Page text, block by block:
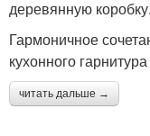
деревянную коробку.
Гармоничное
кухонного гарнитура
читать дальше →